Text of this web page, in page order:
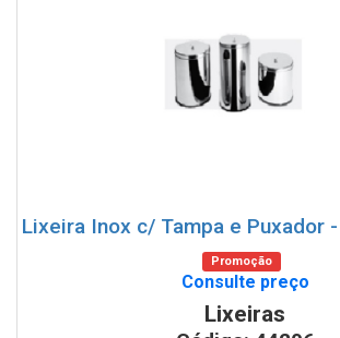
WhatsApp
Lixeira Inox c/ Tampa e Puxador
Promoção
Consulte preço
Lixeiras